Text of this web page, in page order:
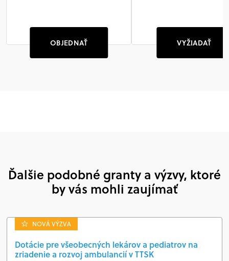
OBJEDNAŤ VYŽIADAŤ
Ďalšie podobné granty a výzvy, ktoré
by vás mohli zaujímať
NOVÁ VÝZVA
Dotácie pre všeobecných lekárov a pediatrov na
zriadenie a rozvoj ambulancií v TTSK